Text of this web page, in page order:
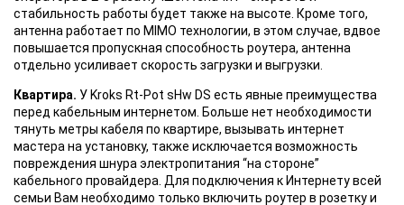
стабильность работы будет также на высоте. Кроме того,
антенна работает по MIMO технологии, в этом случае, вдвое
повышается пропускная способность роутера, антенна
отдельно усиливает скорость загрузки и выгрузки.
Квартира. У Kroks Rt-Pot sHw DS есть явные преимущества
перед кабельным интернетом. Больше нет необходимости
тянуть метры кабеля по квартире, вызывать интернет
мастера на установку, также исключается возможность
повреждения шнура электропитания “на стороне”
кабельного провайдера. Для подключения к Интернету всей
семьи Вам необходимо только включить роутер в розетку и